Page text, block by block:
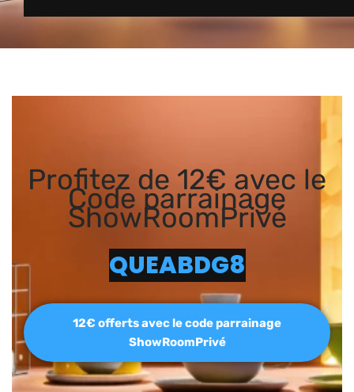
Profitez de 12€ avec le
Code parrainage
ShowRoomPrivé
QUEABDG8
12€ offerts avec le code parrainage
ShowRoomPrivé